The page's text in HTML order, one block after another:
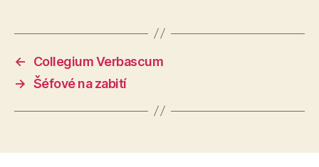
←
Collegium Verbascum
→ Šéfové na zabití